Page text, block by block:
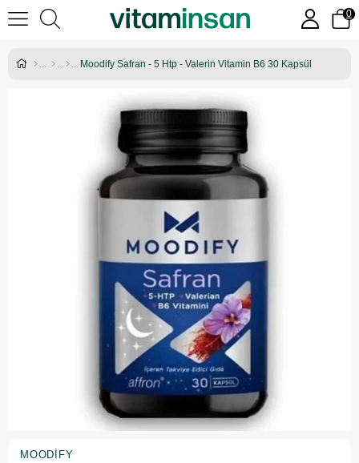
0
Moodify Safran - 5 Htp - Valerin Vitamin B6 30 Kapsül
MOODIFY